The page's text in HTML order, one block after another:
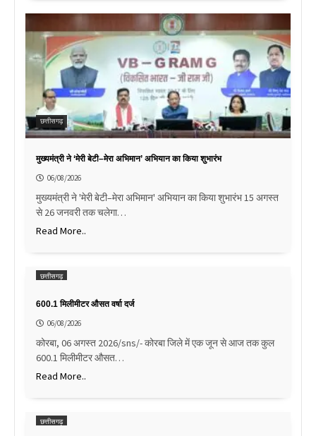
छत्तीसगढ़
मुख्यमंत्री ने ‘मेरी बेटी–मेरा अभिमान’ अभियान का किया शुभारंभ
06/08/2026
मुख्यमंत्री ने 'मेरी बेटी–मेरा अभिमान' अभियान का किया शुभारंभ 15 अगस्त
से 26 जनवरी तक चलेगा…
Read More..
छत्तीसगढ़
600.1 मिलीमीटर औसत वर्षा दर्ज
06/08/2026
कोरबा, 06 अगस्त 2026/sns/- कोरबा जिले में एक जून से आज तक कुल
600.1 मिलीमीटर औसत…
Read More..
छत्तीसगढ़